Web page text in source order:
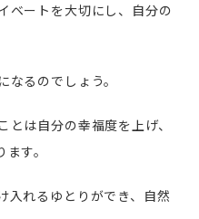
ベートを大切にし、自分の
なるのでしょう。
は自分の幸福度を上げ、
す。
入れるゆとりができ、自然